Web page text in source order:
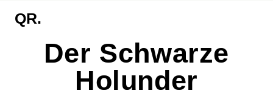
QR.
Der Schwarze
Holunder